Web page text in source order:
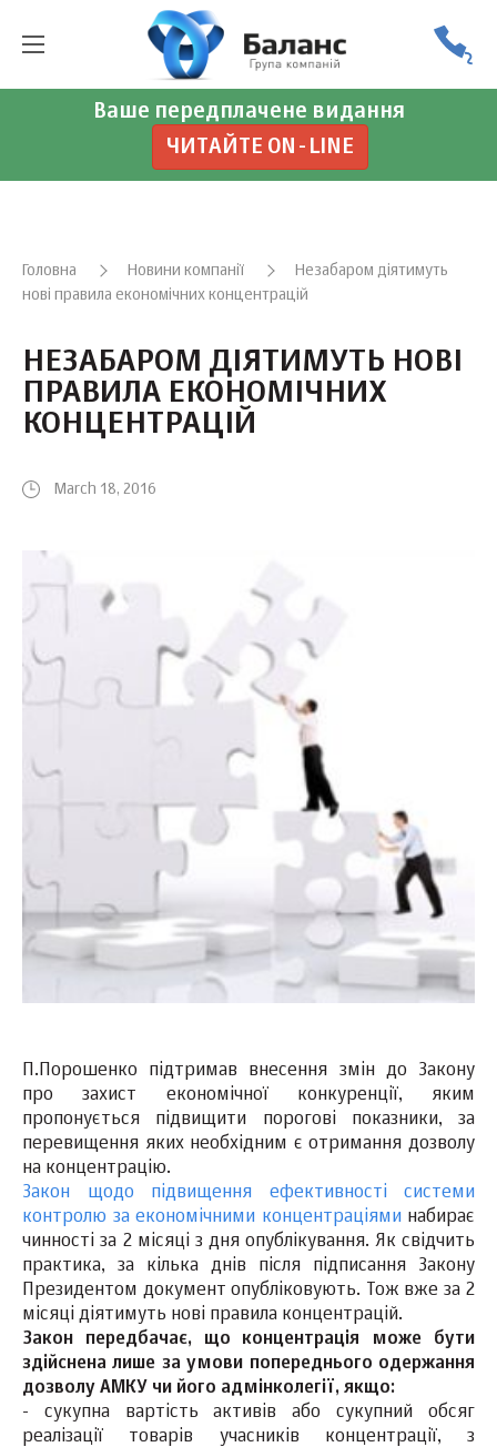
Ваше передплачене видання
ЧИТАЙТЕ ON-LINE
Головна Новини компанії
Незабаром діятимуть
нові правила економічних концентрацій
НЕЗАБАРОМ ДІЯТИМУТЬ НОВІ
ПРАВИЛА ЕКОНОМІЧНИХ
КОНЦЕНТРАЦІЙ
March 18, 2016
П.Порошенко підтримав внесення змін до Закону
про захист економічної конкуренції, яким
пропонується підвищити порогові показники, за
перевищення яких необхідним є отримання дозволу
на концентрацію.
Закон щодо підвищення ефективності системи
контролю за економічними концентраціяминабирає
чинності за 2 місяці з дня опублікування. Як свідчить
практика, за кілька днів після підписання Закону
Президентом документ опубліковують. Тож вже за 2
місяці діятимуть нові правила концентрацій.
Закон передбачає, що концентрація може бути
здійснена лише за умови попереднього одержання
дозволу АМКУ чи його адмінколегії, якщо:
- сукупна вартість активів або сукупний обсяг
реалізації товарів учасників концентрації, з